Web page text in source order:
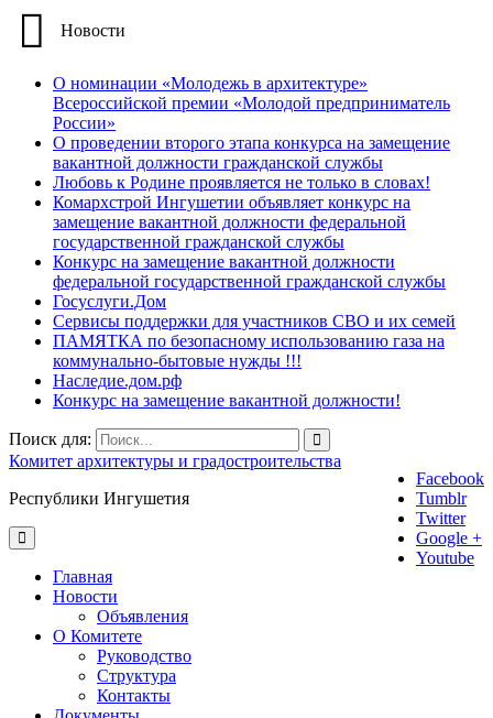
Новости
О номинации «Молодежь в архитектуре»
Всероссийской премии «Молодой предприниматель
России»
О проведении второго этапа конкурса на замещение
вакантной должности гражданской службы
Любовь к Родине проявляется не только в словах!
Комархстрой Ингушетии объявляет конкурс на
замещение вакантной должности федеральной
государственной гражданской службы
Конкурс на замещение вакантной должности
федеральной государственной гражданской службы
Госуслуги.Дом
Сервисы поддержки для участников СВО и их семей
ПАМЯТКА по безопасному использованию газа на
коммунально-бытовые нужды !!!
Наследие.дом.рф
Конкурс на замещение вакантной должности!
Поиск для:
Facebook
Tumblr
Twitter
Google +
Youtube
Комитет архитектуры и градостроительства
Республики Ингушетия
Главная
Новости
Объявления
О Комитете
Руководство
Структура
Контакты